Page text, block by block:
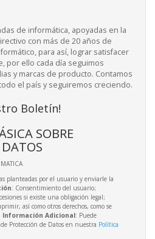
de informática, apoyadas en la
con más de 20 años de
para así, lograr satisfacer
por ello cada día seguimos
y marcas de producto. Contamos
el país y seguiremos creciendo.
Boletín!
SOBRE
planteadas por el usuario y enviarle la
: Consentimiento del usuario;
si existe una obligación legal;
así como otros derechos, como se
Información Adicional: Puede
Protección de Datos en nuestra Política